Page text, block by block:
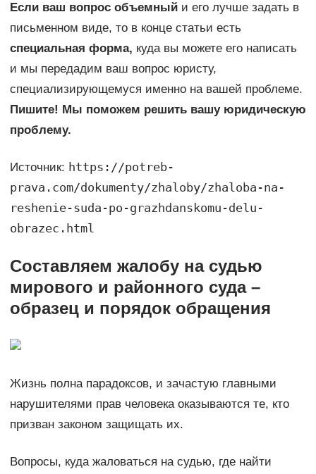
Если ваш вопрос объемныйи его лучше задать в
письменном виде, то в конце статьи есть
специальная форма, куда вы можете его написать
и мы передадим ваш вопрос юристу,
специализирующемуся именно на вашей проблеме.
Пишите! Мы поможем решить вашу юридическую
проблему.
Источник: https://potreb-
prava.com/dokumenty/zhaloby/zhaloba-na-
reshenie-suda-po-grazhdanskomu-delu-
obrazec.html
Составляем жалобу на судью
мирового и районного суда –
образец и порядок обращения
Жизнь полна парадоксов, и зачастую главными
нарушителями прав человека оказываются те, кто
призван законом защищать их.
Вопросы, куда жаловаться на судью, где найти